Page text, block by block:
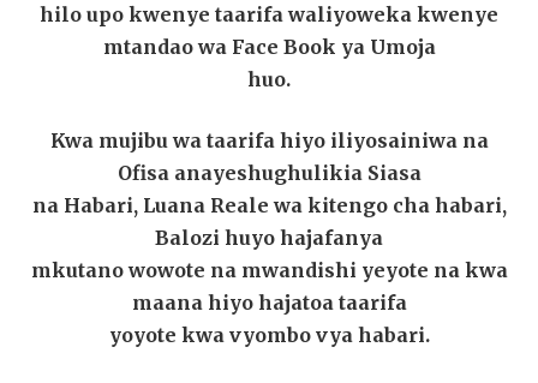
hilo upo kwenye taarifa waliyoweka kwenye
mtandao wa Face Book ya Umoja
huo.
Kwa mujibu wa taarifa hiyo iliyosainiwa na
Ofisa anayeshughulikia Siasa
na Habari, Luana Reale wa kitengo cha habari,
Balozi huyo hajafanya
mkutano wowote na mwandishi yeyote na kwa
maana hiyo hajatoa taarifa
yoyote kwa vyombo vya habari.